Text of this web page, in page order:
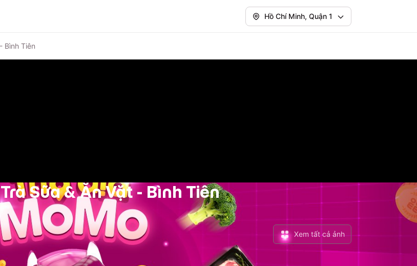
Hồ Chí Minh, Quận 1
Bình Tiên
Sữa & Ăn Vặt - Bình Tiên
Xem tất cả ảnh